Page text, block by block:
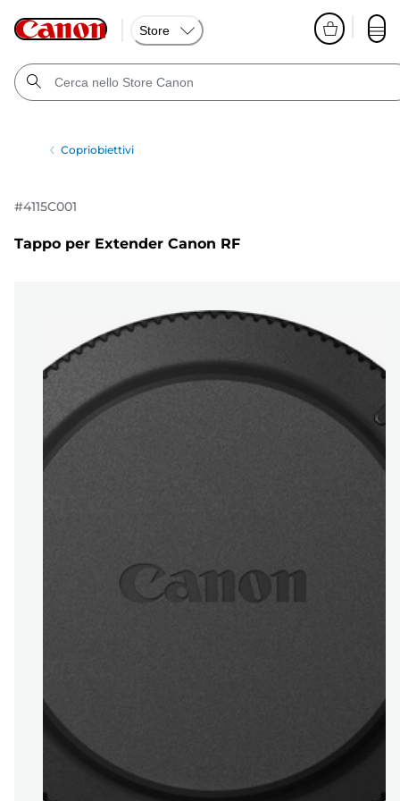
Store
Copriobiettivi
#4115C001
Tappo per Extender Canon RF